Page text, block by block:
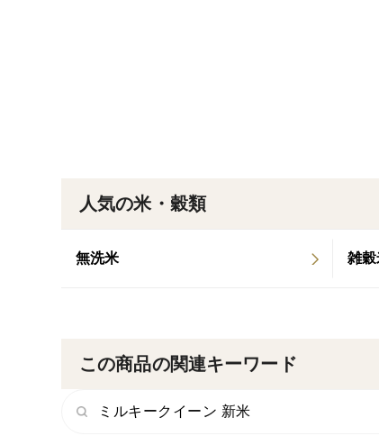
人気の米・穀類
無洗米 雑穀
この商品の関連キーワード
ミルキークイーン 新米